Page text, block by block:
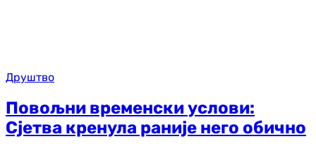
Друштво
Повољни временски услови:
Сјетва кренула раније него обично